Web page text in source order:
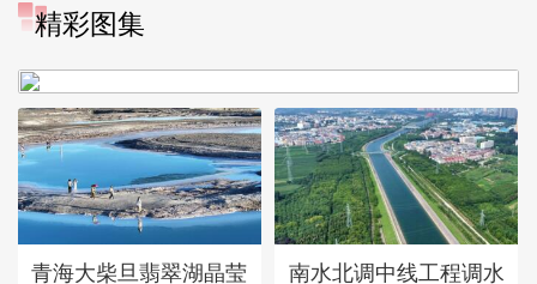
精彩图集
“大地指纹”奏响夏夜文旅乐
青海大柴旦翡翠湖晶莹
南水北调中线工程调水